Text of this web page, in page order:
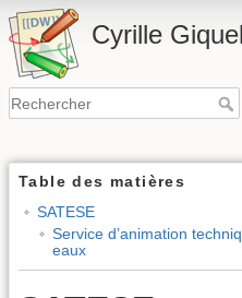
Cyrille
Table des matières
SATESE
Service d’animation
eaux